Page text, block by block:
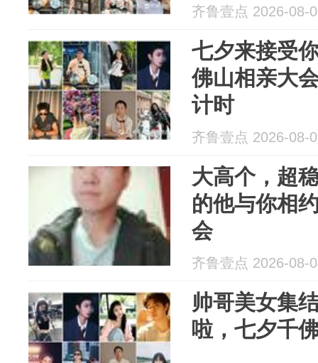
齐鲁壹点 2026-08-
七夕来接受
佛山相亲大
计时
齐鲁壹点 2026-08-
大高个，超
的他与你相
会
齐鲁壹点 2026-08-
帅哥美女集
啦，七夕千